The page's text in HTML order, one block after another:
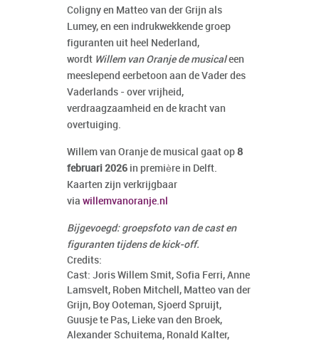
Coligny en Matteo van der Grijn als
Lumey, en een indrukwekkende groep
figuranten uit heel Nederland,
wordt Willem van Oranje de musicaleen
meeslepend eerbetoon aan de Vader des
Vaderlands - over vrijheid,
verdraagzaamheid en de kracht van
overtuiging.
Willem van Oranje de musical gaat op 8
februari 2026 in première in Delft.
Kaarten zijn verkrijgbaar
via willemvanoranje.nl
Bijgevoegd: groepsfoto van de cast en
figuranten tijdens de kick-off.
Credits:
Cast: Joris Willem Smit, Sofia Ferri, Anne
Lamsvelt, Roben Mitchell, Matteo van der
Grijn, Boy Ooteman, Sjoerd Spruijt,
Guusje te Pas, Lieke van den Broek,
Alexander Schuitema, Ronald Kalter,